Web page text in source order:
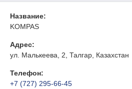
Название:
KOMPAS
Адрес:
ул. Малькеева, 2, Талгар, Казахстан
Телефон:
+7 (727) 295-66-45